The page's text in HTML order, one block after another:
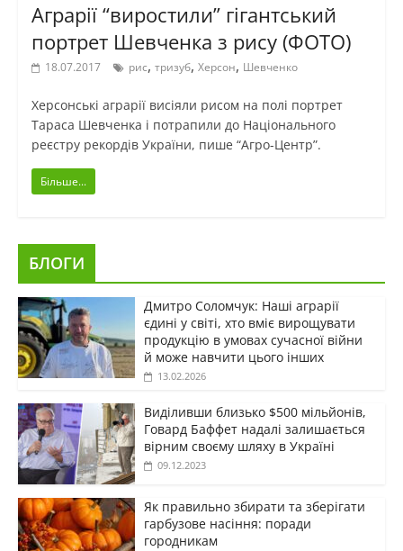
Аграрії “виростили” гігантський
портрет Шевченка з рису (ФОТО)
18.07.2017 рис, тризуб, Херсон, Шевченко
Херсонські аграрії висіяли рисом на полі портрет
Тараса Шевченка і потрапили до Національного
реєстру рекордів України, пише “Агро-Центр”.
Більше...
БЛОГИ
Дмитро Соломчук: Наші аграрії
єдині у світі, хто вміє вирощувати
продукцію в умовах сучасної війни
й може навчити цього інших
13.02.2026
Виділивши близько $500 мільйонів,
Говард Баффет надалі залишається
вірним своєму шляху в Україні
09.12.2023
Як правильно збирати та зберігати
гарбузове насіння: поради
городникам